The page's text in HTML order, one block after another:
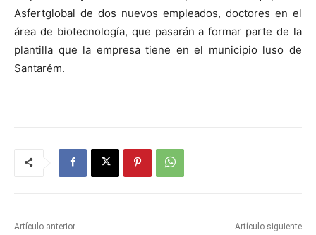
Asfertglobal de dos nuevos empleados, doctores en el
área de biotecnología, que pasarán a formar parte de la
plantilla que la empresa tiene en el municipio luso de
Santarém.
Artículo anterior Artículo siguiente